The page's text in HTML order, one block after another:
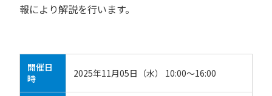
報により解説を行います。
開催日
時
2025年11月05日（水） 10:00～16:00